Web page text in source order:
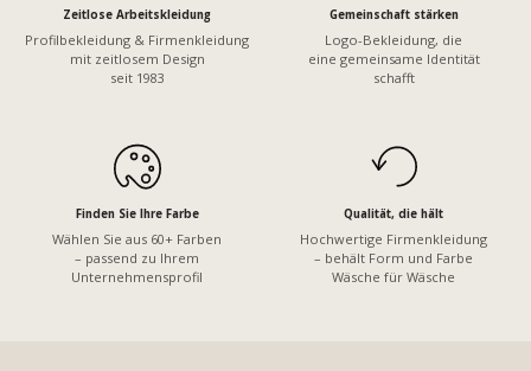
Zeitlose Arbeitskleidung
Profilbekleidung & Firmenkleidung
mit zeitlosem Design
seit 1983
Gemeinschaft stärken
Logo-Bekleidung, die
eine gemeinsame Identität
schafft
Finden Sie Ihre Farbe
Wählen Sie aus 60+ Farben
– passend zu Ihrem
Unternehmensprofil
Qualität, die hält
Hochwertige Firmenkleidung
– behält Form und Farbe
Wäsche für Wäsche